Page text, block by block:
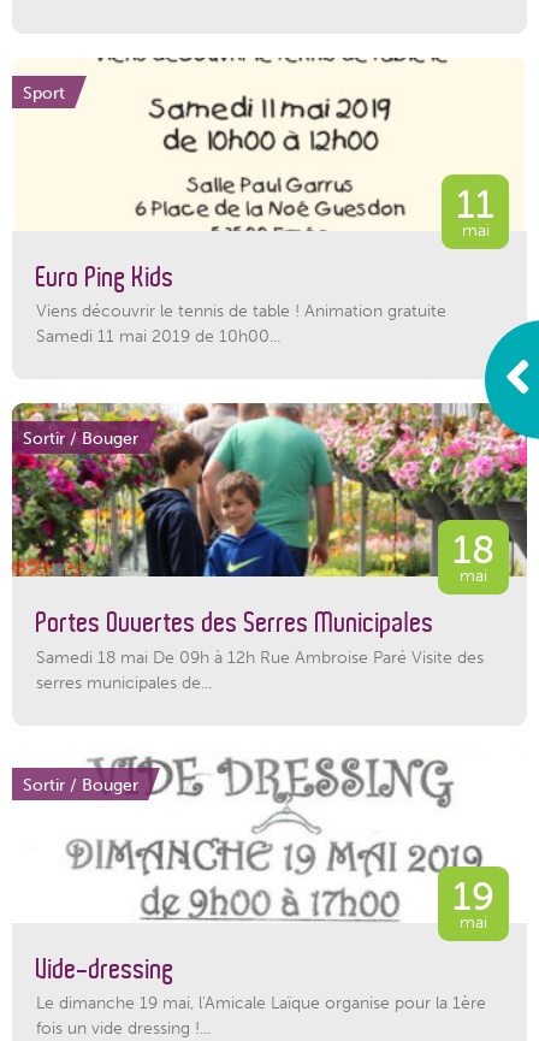
Sport
11
mai
Euro Ping Kids
Viens découvrir le tennis de table ! Animation gratuite
Samedi 11 mai 2019 de 10h00...
Sortir / Bouger
18
mai
Portes Ouvertes des Serres Municipales
Samedi 18 mai De 09h à 12h Rue Ambroise Paré Visite des
serres municipales de...
Sortir / Bouger
19
mai
Vide-dressing
Le dimanche 19 mai, l'Amicale Laïque organise pour la 1ère
fois un vide dressing !...